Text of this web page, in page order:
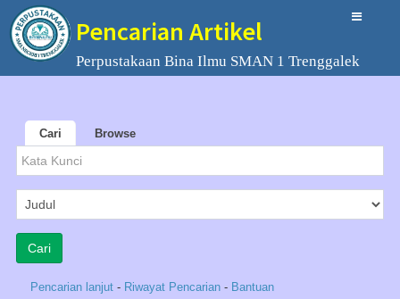
Pencarian Artikel
Perpustakaan Bina Ilmu SMAN 1 Trenggalek
Cari Browse
Pencarian lanjut - Riwayat Pencarian - Bantuan